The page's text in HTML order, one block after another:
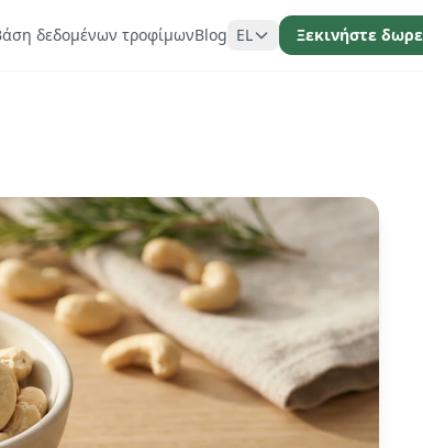
δεδομένων τροφίμωνBlog EL Ξεκινήστε